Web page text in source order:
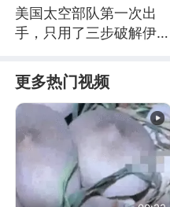
美国太空部队第一次出
手，只用了三步破解伊朗
更多热门视频